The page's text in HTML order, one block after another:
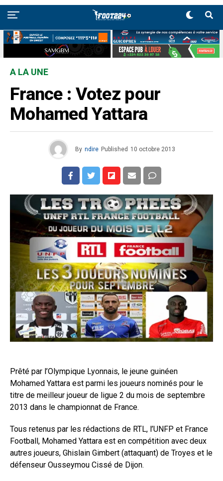
A LA UNE
France : Votez pour
Mohamed Yattara
By ndire Published 10 octobre 2013
Prêté par l’Olympique Lyonnais, le jeune guinéen
Mohamed Yattara est parmi les joueurs nominés pour le
titre de meilleur joueur de ligue 2 du mois de septembre
2013 dans le championnat de France.
Tous retenus par les rédactions de RTL, l’UNFP et France
Football, Mohamed Yattara est en compétition avec deux
autres joueurs, Ghislain Gimbert (attaquant) de Troyes et le
défenseur Ousseymou Cissé de Dijon.